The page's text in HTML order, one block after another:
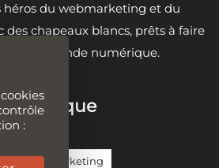
héros du webmarketing et du
chapeaux blancs, prêts à faire
dans le monde numérique.
Content Marketing
: